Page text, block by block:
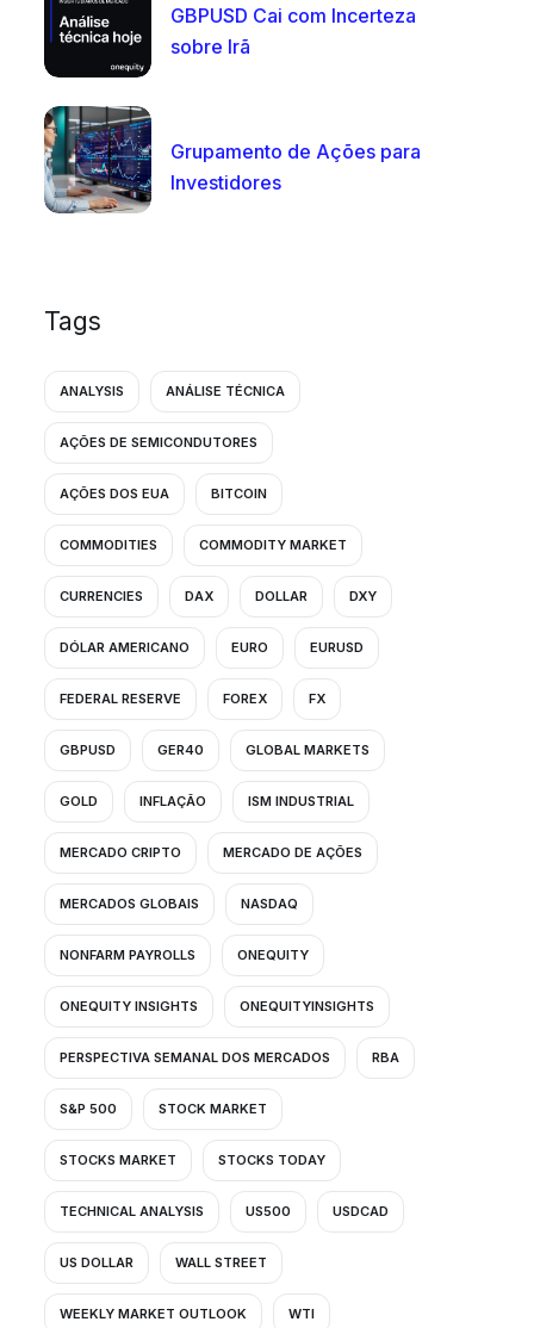
GBPUSD Cai com Incerteza
sobre Irã
Grupamento de Ações para
Investidores
Tags
ANALYSIS ANÁLISE TÉCNICA
AÇÕES DE SEMICONDUTORES
AÇÕES DOS EUA BITCOIN
COMMODITIES COMMODITY MARKET
CURRENCIES DAX DOLLAR DXY
DÓLAR AMERICANO EURO EURUSD
FEDERAL RESERVE FOREX FX
GBPUSD GER40 GLOBAL MARKETS
GOLD INFLAÇÃO ISM INDUSTRIAL
MERCADO CRIPTO MERCADO DE AÇÕES
MERCADOS GLOBAIS NASDAQ
NONFARM PAYROLLS ONEQUITY
ONEQUITY INSIGHTS ONEQUITYINSIGHTS
PERSPECTIVA SEMANAL DOS MERCADOS RBA
S&P 500 STOCK MARKET
STOCKS MARKET STOCKS TODAY
TECHNICAL ANALYSIS US500 USDCAD
US DOLLAR WALL STREET
WEEKLY MARKET OUTLOOK WTI